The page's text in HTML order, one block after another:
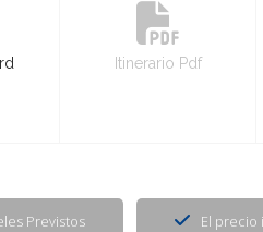
Itinerario Pdf
Previstos El precio